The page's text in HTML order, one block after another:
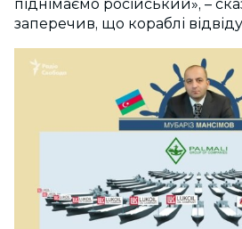
піднімаємо російський», –
заперечив, що кораблі